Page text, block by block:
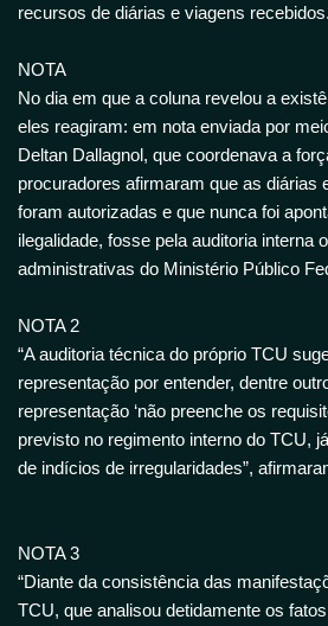
recursos de diárias e viagens recebidos.
NOTA
No dia em que a coluna revelou a
eles reagiram: em nota enviada por
Deltan Dallagnol, que coordenava a
procuradores afirmaram que as diárias
foram autorizadas e que nunca foi
ilegalidade, fosse pela auditoria interna
administrativas do Ministério Público
NOTA 2
“A auditoria técnica do próprio TCU
representação por entender, dentre
representação ‘não preenche os
previsto no regimento interno do TCU,
de indícios de irregularidades”,
NOTA 3
“Diante da consistência das
TCU, que analisou detidamente os